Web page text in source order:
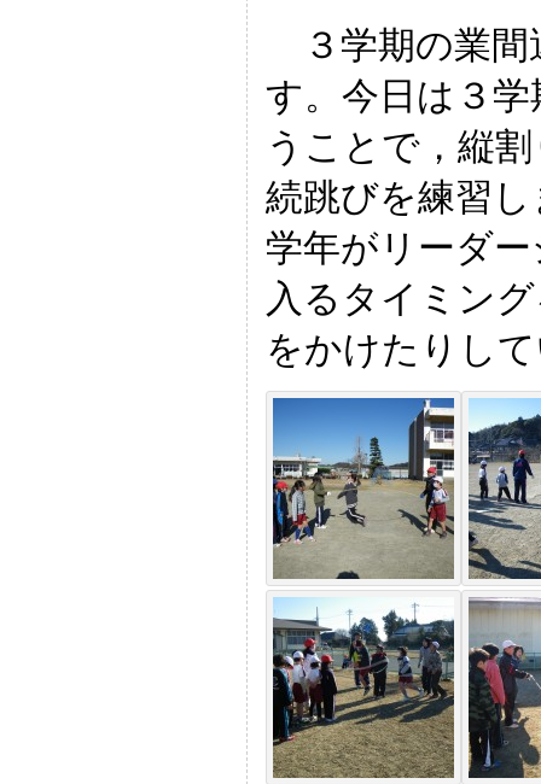
３学期の業間
す。今日は３
うことで，縦
続跳びを練習
学年がリーダ
入るタイミン
をかけたりし